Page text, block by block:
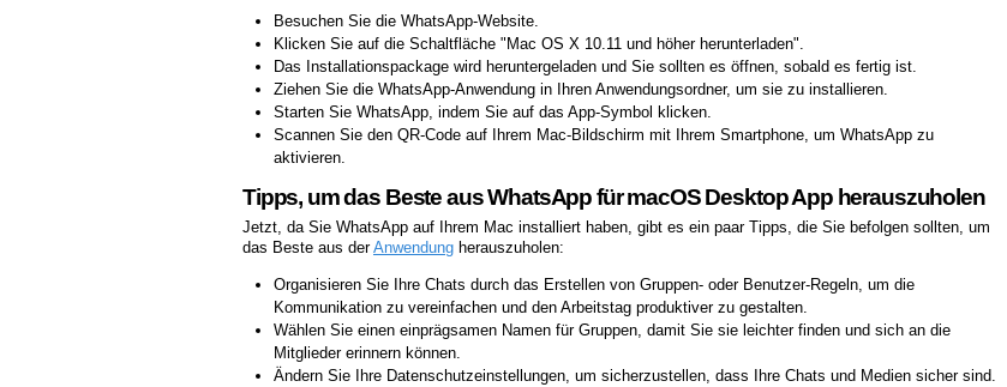
Besuchen Sie die WhatsApp-Website.
Klicken Sie auf die Schaltfläche "Mac OS X 10.11 und höher herunterladen".
Das Installationspackage wird heruntergeladen und Sie sollten es öffnen, sobald es fertig ist.
Ziehen Sie die WhatsApp-Anwendung in Ihren Anwendungsordner, um sie zu installieren.
Starten Sie WhatsApp, indem Sie auf das App-Symbol klicken.
Scannen Sie den QR-Code auf Ihrem Mac-Bildschirm mit Ihrem Smartphone, um WhatsApp zu
aktivieren.
Tipps, um das Beste aus WhatsApp für macOS Desktop App herauszuholen
Jetzt, da Sie WhatsApp auf Ihrem Mac installiert haben, gibt es ein paar Tipps, die Sie befolgen sollten, um
das Beste aus derAnwendung herauszuholen:
Organisieren Sie Ihre Chats durch das Erstellen von Gruppen- oder Benutzer-Regeln, um die
Kommunikation zu vereinfachen und den Arbeitstag produktiver zu gestalten.
Wählen Sie einen einprägsamen Namen für Gruppen, damit Sie sie leichter finden und sich an die
Mitglieder erinnern können.
Ändern Sie Ihre Datenschutzeinstellungen, um sicherzustellen, dass Ihre Chats und Medien sicher sind.